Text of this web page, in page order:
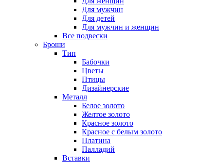
Для мужчин
Для детей
Для мужчин и женщин
Все подвески
Броши
Тип
Бабочки
Цветы
Птицы
Дизайнерские
Металл
Белое золото
Желтое золото
Красное золото
Красное с белым золото
Платина
Палладий
Вставки